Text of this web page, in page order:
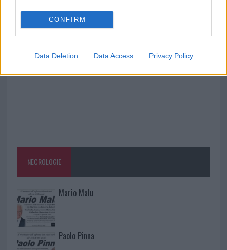
CONFIRM
Data Deletion Data Access Privacy Policy
A fuoco un deposito con bombole, intervento dei
vigili del fuoco a Rudalza
NECROLOGIE
Mario Malu
Paolo Pinna